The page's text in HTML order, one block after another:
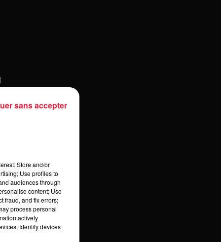
Store and/or
Use profiles to
audiences through
content; Use
fraud, and fix errors;
process personal
actively
Identify devices
sans accepter